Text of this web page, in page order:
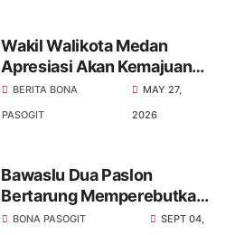
Wakil Walikota Medan
Apresiasi Akan Kemajuan
Kabupaten Samosir,
Khususnya Di Sektor
BERITA BONA
PASOGIT
MAY 27,
2026
Bawaslu Dua Paslon
Bertarung Memperebutkan
Bupati Dan Wakil Bupati
BONA PASOGIT SEPT 04,